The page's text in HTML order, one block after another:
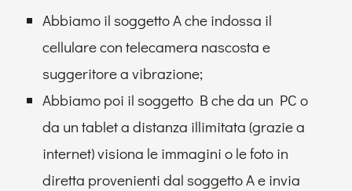
Abbiamo il soggetto A che indossa il
cellulare con telecamera nascosta e
suggeritore a vibrazione;
Abbiamo poi il soggetto B che da un PC o
da un tablet a distanza illimitata (grazie a
internet) visiona le immagini o le foto in
diretta provenienti dal soggetto A e invia